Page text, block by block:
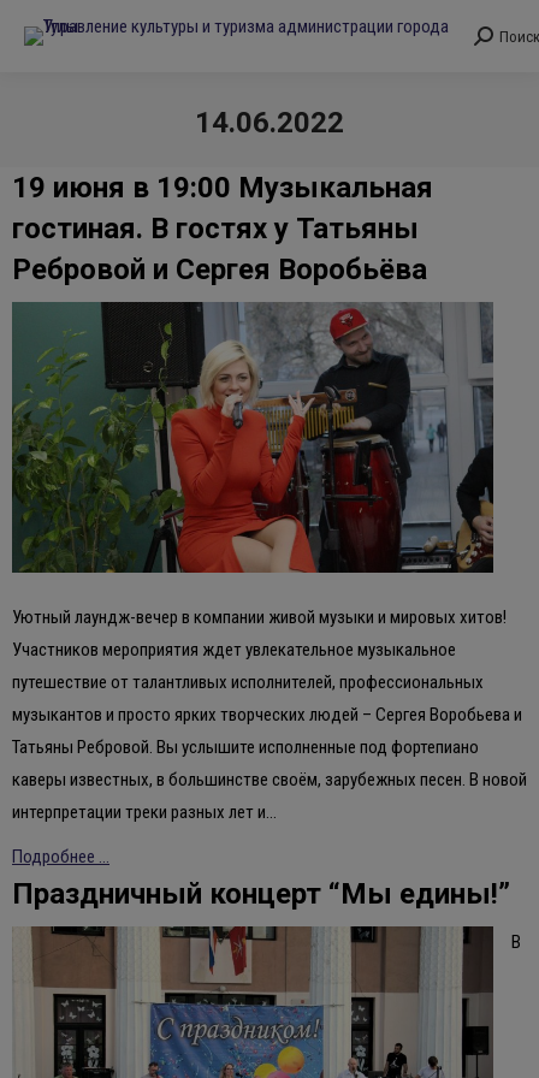
Поиск:
Поиск
14.06.2022
19 июня в 19:00 Музыкальная
гостиная. В гостях у Татьяны
Ребровой и Сергея Воробьёва
Уютный лаундж-вечер в компании живой музыки и мировых хитов!
Участников мероприятия ждет увлекательное музыкальное
путешествие от талантливых исполнителей, профессиональных
музыкантов и просто ярких творческих людей – Сергея Воробьева и
Татьяны Ребровой. Вы услышите исполненные под фортепиано
каверы известных, в большинстве своём, зарубежных песен. В новой
интерпретации треки разных лет и…
Подробнее ...
Праздничный концерт “Мы едины!”
В